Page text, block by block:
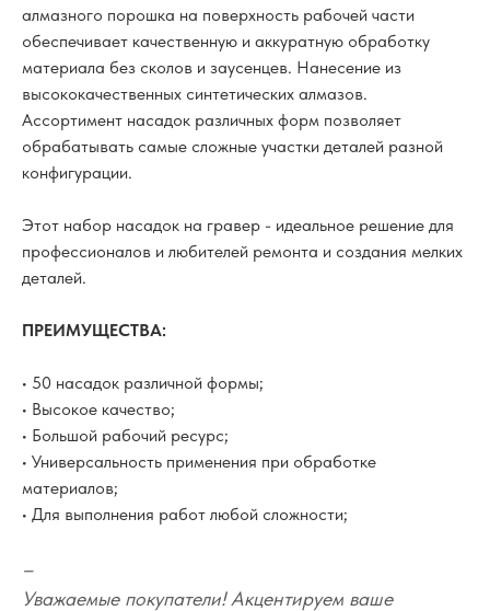
алмазного порошка на поверхность рабочей части
обеспечивает качественную и аккуратную обработку
материала без сколов и заусенцев. Нанесение из
высококачественных синтетических алмазов.
Ассортимент насадок различных форм позволяет
обрабатывать самые сложные участки деталей разной
конфигурации.
Этот набор насадок на гравер - идеальное решение для
профессионалов и любителей ремонта и создания мелких
деталей.
ПРЕИМУЩЕСТВА:
• 50 насадок различной формы;
• Высокое качество;
• Большой рабочий ресурс;
• Универсальность применения при обработке
материалов;
• Для выполнения работ любой сложности;
–
Уважаемые покупатели! Акцентируем ваше